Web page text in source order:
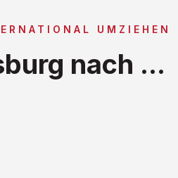
UMZIEHEN
nach ...